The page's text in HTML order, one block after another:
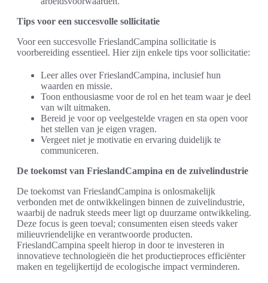
Tips voor een succesvolle sollicitatie
Voor een succesvolle FrieslandCampina sollicitatie is
voorbereiding essentieel. Hier zijn enkele tips voor sollicitatie:
Leer alles over FrieslandCampina, inclusief hun
waarden en missie.
Toon enthousiasme voor de rol en het team waar je deel
van wilt uitmaken.
Bereid je voor op veelgestelde vragen en sta open voor
het stellen van je eigen vragen.
Vergeet niet je motivatie en ervaring duidelijk te
communiceren.
De toekomst van FrieslandCampina en de zuivelindustrie
De toekomst van FrieslandCampina is onlosmakelijk
verbonden met de ontwikkelingen binnen de zuivelindustrie,
waarbij de nadruk steeds meer ligt op duurzame ontwikkeling.
Deze focus is geen toeval; consumenten eisen steeds vaker
milieuvriendelijke en verantwoorde producten.
FrieslandCampina speelt hierop in door te investeren in
innovatieve technologieën die het productieproces efficiënter
maken en tegelijkertijd de ecologische impact verminderen.